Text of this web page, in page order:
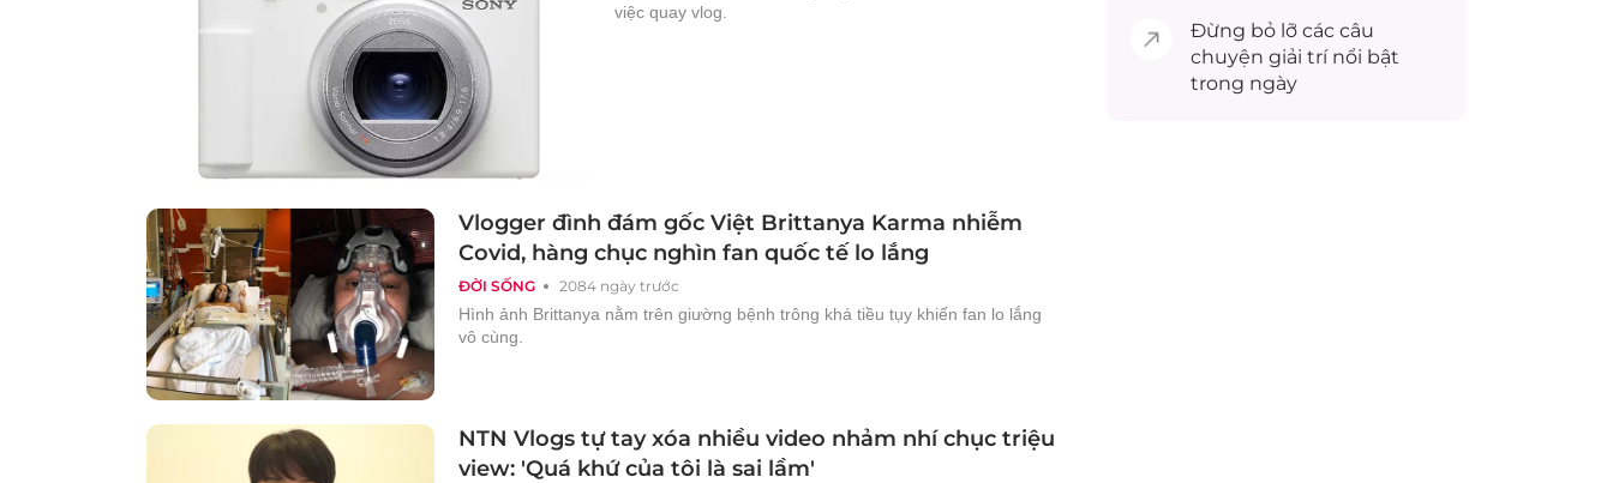
việc quay vlog.
ĐỜI SỐNG 2084 ngày trước
Vlogger đình đám gốc Việt Brittanya Karma nhiễm
Covid, hàng chục nghìn fan quốc tế lo lắng
Hình ảnh Brittanya nằm trên giường bệnh trông khá tiều tụy khiến fan lo lắng
vô cùng.
NTN Vlogs tự tay xóa nhiều video nhảm nhí chục triệu
view: 'Quá khứ của tôi là sai lầm'
Đừng bỏ lỡ các câu
chuyện giải trínổi bật
trong ngày